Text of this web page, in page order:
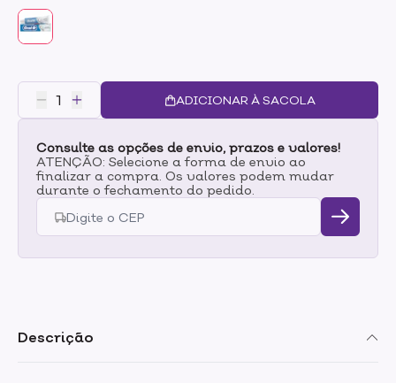
proteção. A nova fórmula de Oral-B Extra Branco com
partículas polidoras, proporciona uma limpeza
profunda e remove manchas superficiais para dentes
contra as cáries e fortalece seus dentes com um sabor
refrescante e divertido: Cool Mint. Oral-B Extra Branco
oferece: Proteção anticáries, Limpeza Profunda e
toda a família de produtos Oral-B e consulte um
dentista regularmente. Modo de uso: Escove os dentes
diariamente depois de cada refeição, pelo menos 3
vezes ao dia ou segundo orientação do seu dentista.
ADICIONAR À SACOLA
Consulte as opções de envio, prazos e valores!
ATENÇÃO: Selecione a forma de envio ao
finalizar a compra. Os valores podem mudar
durante o fechamento do pedido.
Descrição